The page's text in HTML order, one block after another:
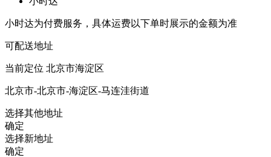
小时达为付费服务，具体运费以下单时展示的金额为准
可配送地址
当前定位 北京市海淀区
北京市-北京市-海淀区-马连洼街道
选择其他地址
确定
选择新地址
确定